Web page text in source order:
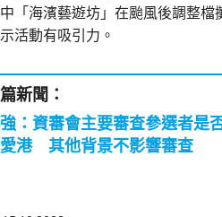
「海濱藝遊坊」在颱風後調整
活動有吸引力。
新聞：
：資審會主要審查參選者是
港 其他背景不影響審查